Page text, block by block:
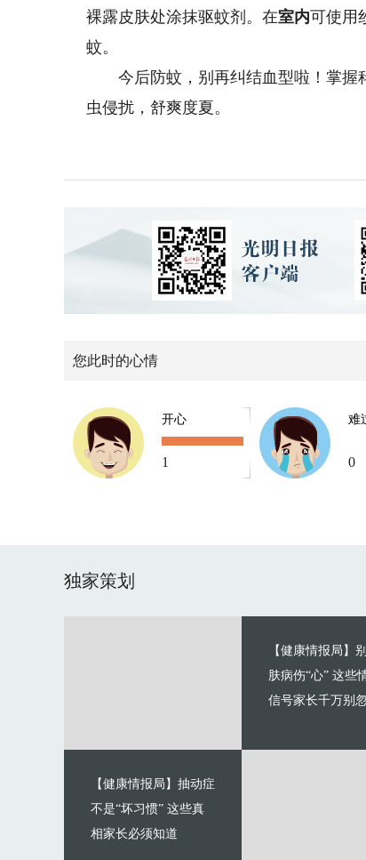
裸露皮肤处涂抹驱蚊剂。在室内可使用
蚊。
今后防蚊，别再纠结血型啦！掌握
虫侵扰，舒爽度夏。
您此时的心情
开心
1
难
0
独家策划
【健康情报局】
肤病伤“心” 这些
信号家长千万别
【健康情报局】抽动症
不是“坏习惯” 这些真
相家长必须知道